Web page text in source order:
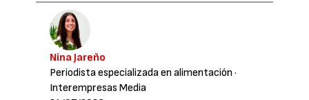
Nina Jareño
Periodista especializada en alimentación ·
Interempresas Media